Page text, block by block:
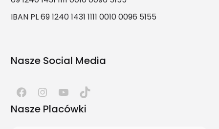
IBAN PL 69 1240 1431 1111 0010 0096 5155
Nasze Social Media
Nasze Placówki